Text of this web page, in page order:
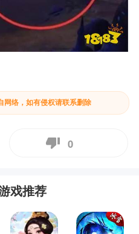
网络，如有侵权请联系删除
0
戏推荐